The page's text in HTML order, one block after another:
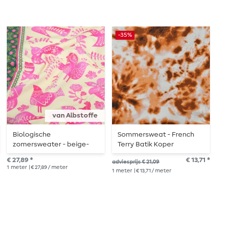
van Albstoffe
Biologische
zomersweater - beige-
roze
€ 27,89 *
1 meter | € 27,89 / meter
-35%
Sommersweat - French
Terry Batik Koper
Lusstructuur
adviesprijs € 21,09 € 13,71 *
1 meter | € 13,71 / meter